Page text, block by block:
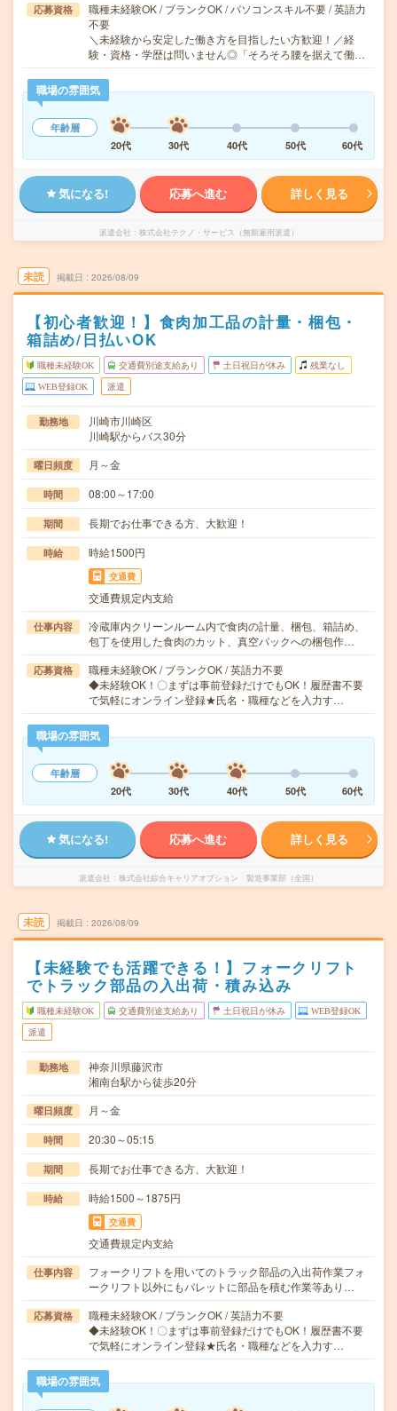
応募資格
職種未経験OK / ブランクOK / パソコンスキル不要 / 英語力
不要
＼未経験から安定した働き方を目指したい方歓迎！／経
験・資格・学歴は問いません◎「そろそろ腰を据えて働…
職場の雰囲気
年齢層
20代
30代 40代 50代 60代
気になる! 応募へ進む 詳しく見る
派遣会社 株式会社テクノ・サービス（無期雇用派遣）
未読 掲載日 2026/08/09
【初心者歓迎！】食肉加工品の計量・梱包・
箱詰め/日払いOK
職種未経験OK 交通費別途支給あり 土日祝日が休み 残業なし
WEB登録OK 派遣
勤務地
川崎市川崎区
川崎駅からバス30分
曜日頻度 月～金
時間 08:00～17:00
期間 長期でお仕事できる方、大歓迎！
時給 時給1500円
交通費
交通費規定内支給
仕事内容
冷蔵庫内クリーンルーム内で食肉の計量、梱包、箱詰め、
包丁を使用した食肉のカット、真空パックへの梱包作…
応募資格
職種未経験OK / ブランクOK / 英語力不要
◆未経験OK！〇まずは事前登録だけでもOK！履歴書不要
で気軽にオンライン登録★氏名・職種などを入力す…
職場の雰囲気
年齢層
20代
30代 40代 50代 60代
気になる! 応募へ進む 詳しく見る
派遣会社 株式会社綜合キャリアオプション 製造事業部（全国）
未読 掲載日 2026/08/09
【未経験でも活躍できる！】フォークリフト
でトラック部品の入出荷・積み込み
職種未経験OK 交通費別途支給あり 土日祝日が休み WEB登録OK
派遣
勤務地
神奈川県藤沢市
湘南台駅から徒歩20分
曜日頻度 月～金
時間 20:30～05:15
期間 長期でお仕事できる方、大歓迎！
時給 時給1500～1875円
交通費
交通費規定内支給
仕事内容
フォークリフトを用いてのトラック部品の入出荷作業フォ
ークリフト以外にもパレットに部品を積む作業等あり…
応募資格
職種未経験OK / ブランクOK / 英語力不要
◆未経験OK！〇まずは事前登録だけでもOK！履歴書不要
で気軽にオンライン登録★氏名・職種などを入力す…
職場の雰囲気